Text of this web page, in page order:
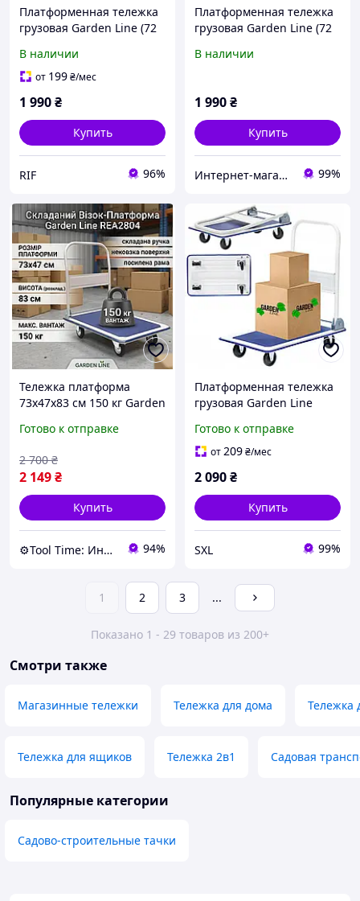
Платформенная тележка
грузовая Garden Line (72
ручкой |
грузоподъемность - 150
В наличии
от 199₴/мес
1 990₴
Купить
RIF 96%
Платформенная тележка
грузовая Garden Line (72
ручкой |
В наличии
1 990₴
Купить
Интернет-магазин "Sens" 99%
Тележка платформа
73x47x83 см 150 кг Garden
тележка для магазина
для склада
Готово к отправке
2 149₴
2 700 ₴
Купить
⚙️Tool Time: Инструменты для любых задач! 94%
Платформенная тележка
грузовая Garden Line
металлическая со
складной ручкой для
150 кг
Готово к отправке
от209₴/мес
2 090₴
Купить
SXL 99%
1 2 3 ...
Показано 1 - 29 товаров из 200+
Смотри также
Магазинные тележки Тележка для дома Тележка
Тележка для ящиков Тележка 2в1 Садовая
Популярные категории
Садово-строительные тачки